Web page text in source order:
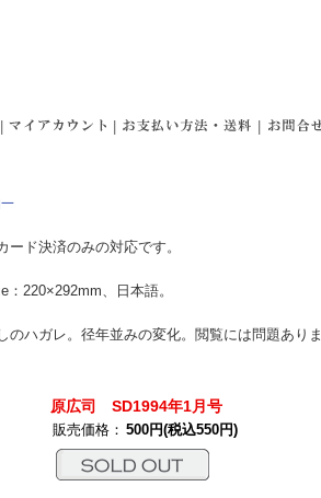
ド決済のみの対応です。
220×292mm、日本語。
ハガレ。径年並みの変化。閲覧には問題ありま
原広司 SD1994年1月号
販売価格： 500円(税込550円)